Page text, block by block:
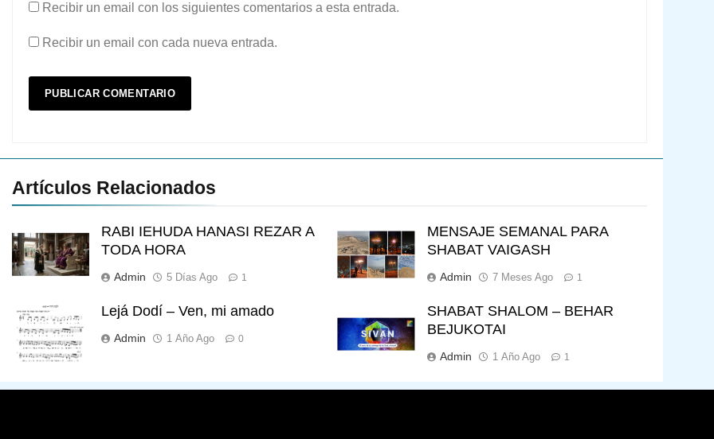
Recibir un email con los siguientes comentarios a esta entrada.
Recibir un email con cada nueva entrada.
Artículos Relacionados
RABI IEHUDA HANASI REZAR A
TODA HORA
Admin 5 Días Ago 1
MENSAJE SEMANAL PARA
SHABAT VAIGASH
Admin 7 Meses Ago 1
Lejá Dodí – Ven, mi amado
Admin 1 Año Ago 0
SHABAT SHALOM – BEHAR
BEJUKOTAI
Admin 1 Año Ago 1